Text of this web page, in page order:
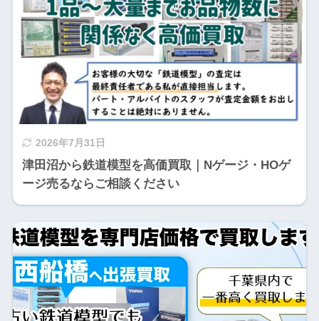
2026年7月31日
津田沼から鉄道模型を高価買取｜Nゲージ・HOゲ
ージ売るならご相談ください